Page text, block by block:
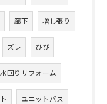
廊下 増し張り
ズレ ひび
水回りリフォーム
ユニットバス